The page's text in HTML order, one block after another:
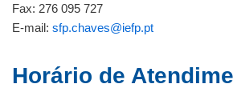
Fax: 276 095 727
E-mail: sfp.chaves@iefp.pt
Horário de